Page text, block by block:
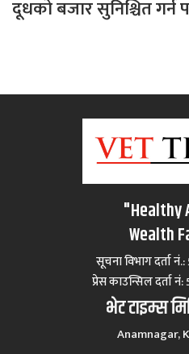
दूधको बजार सुनिश्चित
"Healthy
Wealth
सूचना विभाग दर्ता
प्रेस काउन्सिल दर्ता
भेट टाइम्स
Anamnagar,